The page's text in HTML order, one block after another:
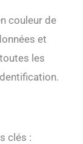
couleur de
et
les
clés :